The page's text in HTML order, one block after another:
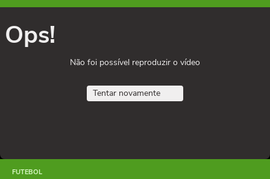
Ops!
Não foi possível reproduzir o vídeo
Tentar novamente
FUTEBOL